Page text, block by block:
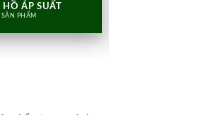
ÁP SUẤT
SẢN PHẨM